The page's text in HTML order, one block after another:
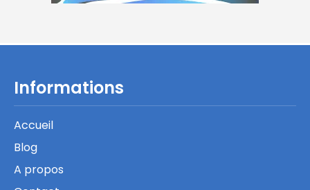
Informations
Accueil
Blog
A propos